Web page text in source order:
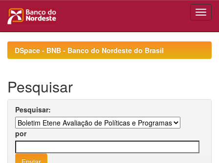
navigationDSpace - BNB - Banco do Nordeste do Brasil
Pesquisar
Pesquisar:
por